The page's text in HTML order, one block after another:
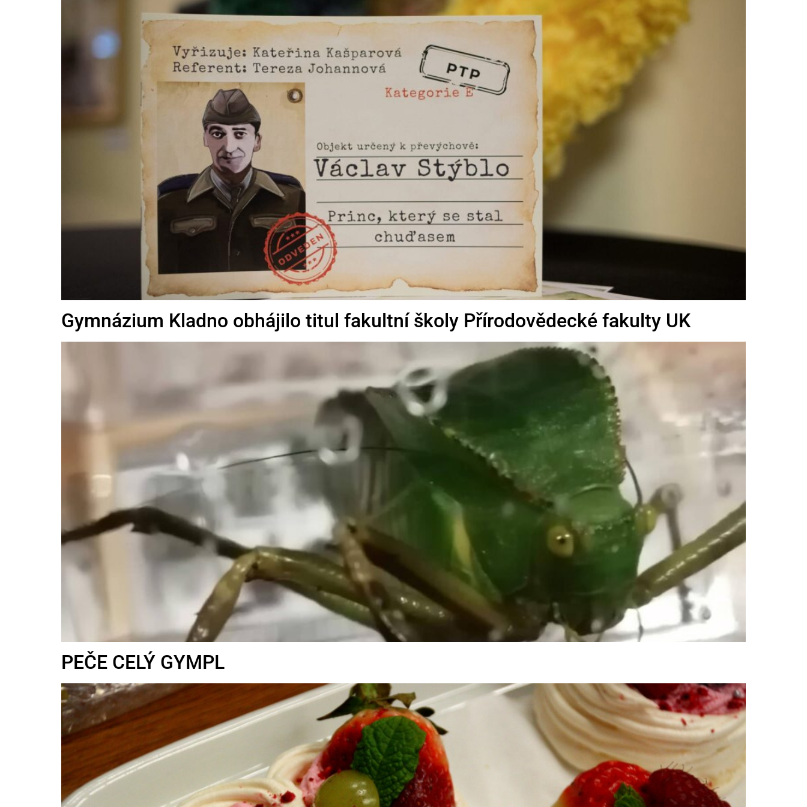
Gymnázium Kladno obhájilo titul fakultní školy Přírodovědecké fakulty UK
PEČE CELÝ GYMPL